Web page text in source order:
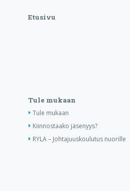
Etusivu
Tule mukaan
Tule mukaan
Kiinnostaako jäsenyys?
RYLA – Johtajuuskoulutus nuorille